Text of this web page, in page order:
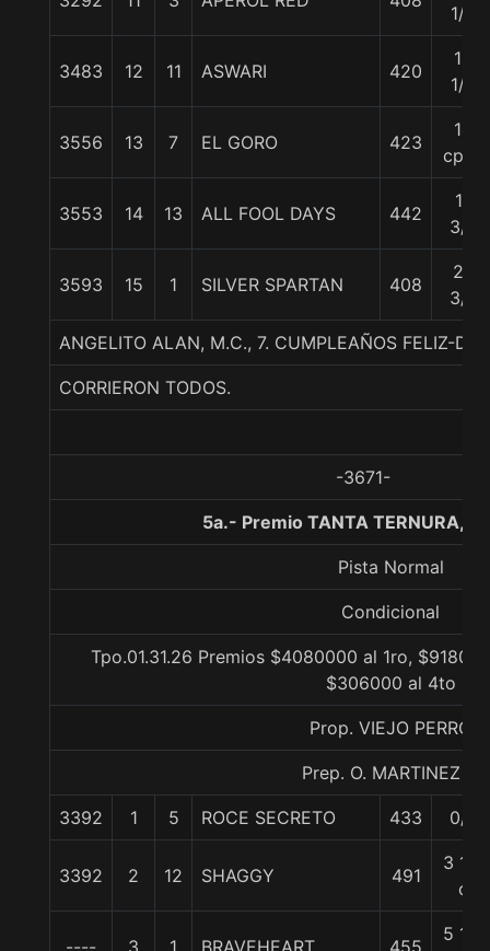
1/2
3483 12 11 ASWARI 420
13
1/2
3556 13 7 EL GORO 423
14
cpos
3553 14 13 ALL FOOL DAYS 442
17
3/4
3593 15 1 SILVER SPARTAN 408
20
3/4
ANGELITO ALAN, M.C., 7. CUMPLEAÑOS FELIZ-DE
CORRIERON TODOS.
-3671-
5a.- Premio TANTA TERNURA,
Pista Normal
Condicional
Tpo.01.31.26 Premios $4080000 al 1ro,
$306000 al 4to
Prop. VIEJO PERRO
Prep. O. MARTINEZ L.
3392 1 5 ROCE SECRETO 433 0/0
3392 2 12 SHAGGY 491
3 1/2
c
---- 3 1 BRAVEHEART 455
5 1/2